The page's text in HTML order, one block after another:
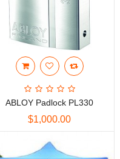
ABLOY Padlock PL330
$1,000.00